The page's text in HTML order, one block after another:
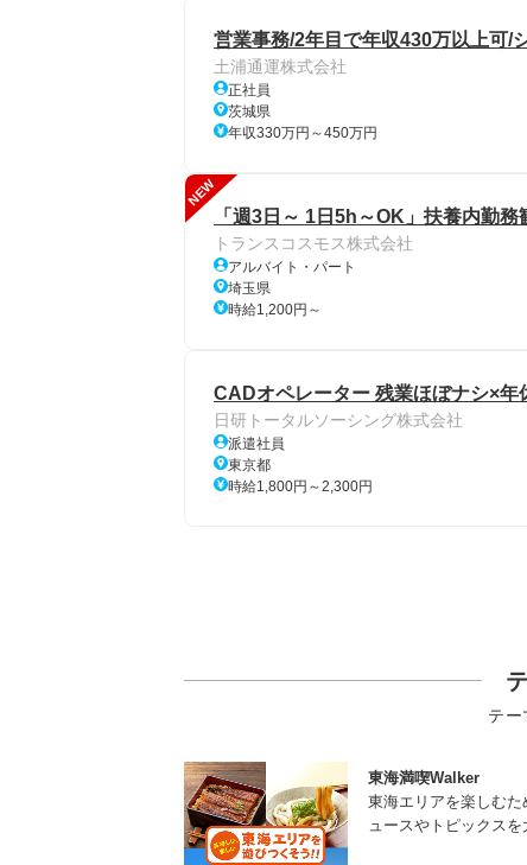
営業事務/2年目で年収430万以上可/
土浦通運株式会社
正社員
茨城県
年収330万円～450万円
NEW
「週3日～ 1日5h～OK」扶養内勤
トランスコスモス株式会社
アルバイト・パート
埼玉県
時給1,200円～
CADオペレーター 残業ほぼナシ×
日研トータルソーシング株式会社
派遣社員
東京都
時給1,800円～2,300円
テー
東海満喫Walker
東海エリアを楽しむた
ュースやトピックスを